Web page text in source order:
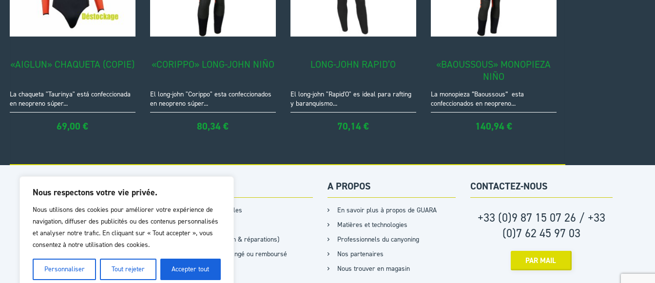
Nous respectons votre vie privée.
Nous utilisons des cookies pour améliorer votre expérience de
navigation, diffuser des publicités ou des contenus personnalisés
et analyser notre trafic. En cliquant sur « Tout accepter », vous
consentez à notre utilisation des cookies.
Personnaliser Tout rejeter Accepter tout
«AIGLUN» CHAQUETA (COPIE)
La chaqueta "Taurinya" está confeccionada
en neopreno súper...
69,00€
«CORIPPO» LONG-JOHN NIÑO
El long-john "Corippo" esta confeccionados
en neopreno súper...
80,34€
LONG-JOHN RAPID’O
El long-john "Rapid'O" es ideal para rafting
y baranquismo...
70,14€
«BAOUSSOUS» MONOPIEZA
NIÑO
La monopieza “Baoussous” esta
confeccionados en neopreno...
140,94€
Livraison
Garanties
Mentions légales
Plan du site
Guide des tailles
FAQ
SAV (entretien & réparations)
Satisfait, échangé ou remboursé
A PROPOS
En savoir plus à propos de GUARA
Matières et technologies
Professionnels du canyoning
Nos partenaires
Nous trouver en magasin
CONTACTEZ-NOUS
+33 (0)9 87 15 07 26 / +33
(0)7 62 45 97 03
PAR MAIL